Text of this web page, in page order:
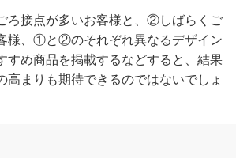
接点が多いお客様と、②しばらくご
様、①と②のそれぞれ異なるデザイン
すめ商品を掲載するなどすると、結果
高まりも期待できるのではないでしょ